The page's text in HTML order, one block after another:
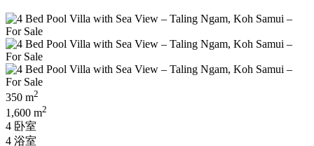
350 m2
1,600 m2
4 卧室
4 浴室